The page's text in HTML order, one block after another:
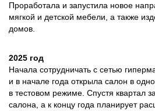
Проработала и запустила новое
мягкой и детской мебели, а также
домов.
2025 год
Начала сотрудничать с сетью
и в начале года открыла салон в
в тестовом режиме. Спустя квартал
салона, а к концу года планирует